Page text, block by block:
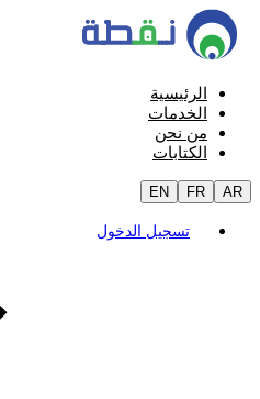
الرئيسية
الخدمات
من نحن
الكتابات
EN FR AR
تسجيل الدخول